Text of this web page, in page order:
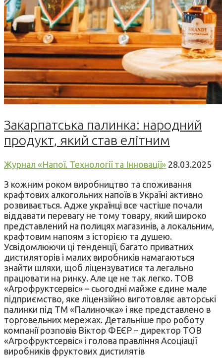
Закарпатська палинка: народний
продукт, який став елітним
Журнал «Напої. Технології та Інновації» 28.03.2025
З кожним роком виробництво та споживання
крафтових алкогольних напоїв в Україні активно
розвивається. Адже українці все частіше почали
віддавати перевагу не тому товару, який широко
представлений на полицях магазинів, а локальним,
крафтовим напоям з історією та душею.
Усвідомлюючи ці тенденції, багато приватних
дистиляторів і малих виробників намагаються
знайти шляхи, щоб ліцензуватися та легально
працювати на ринку. Але це не так легко. ТОВ
«Агрофруктсервіс» – сьогодні майже єдине мале
підприємство, яке ліцензійно виготовляє авторські
палинки під ТМ «Палиночка» і яке представлено в
торговельних мережах. Детальніше про роботу
компанії розповів Віктор ФЕЄР – директор ТОВ
«Агрофруктсервіс» і голова правління Асоціації
виробників фруктових дистилятів